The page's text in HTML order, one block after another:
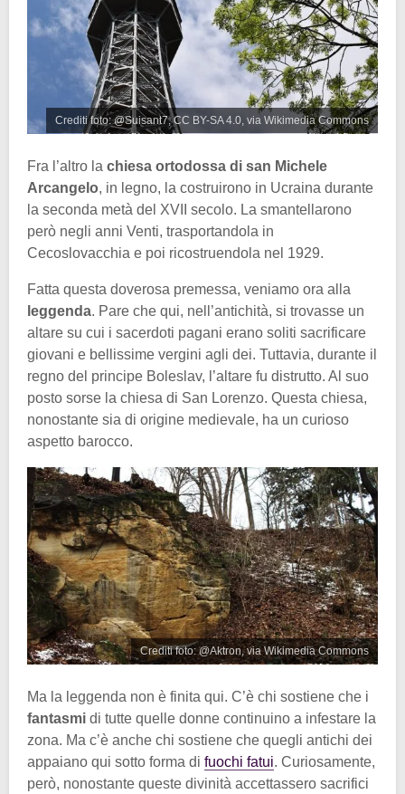
Crediti foto: @Suisant7, CC BY-SA 4.0, via Wikimedia Commons
Fra l’altro la chiesa ortodossa di san Michele
Arcangelo, in legno, la costruirono in Ucraina durante
la seconda metà del XVII secolo. La smantellarono
però negli anni Venti, trasportandola in
Cecoslovacchia e poi ricostruendola nel 1929.
Fatta questa doverosa premessa, veniamo ora alla
leggenda. Pare che qui, nell’antichità, si trovasse un
altare su cui i sacerdoti pagani erano soliti sacrificare
giovani e bellissime vergini agli dei. Tuttavia, durante il
regno del principe Boleslav, l’altare fu distrutto. Al suo
posto sorse la chiesa di San Lorenzo. Questa chiesa,
nonostante sia di origine medievale, ha un curioso
aspetto barocco.
Crediti foto: @Aktron, via Wikimedia Commons
Ma la leggenda non è finita qui. C’è chi sostiene che i
fantasmi di tutte quelle donne continuino a infestare la
zona. Ma c’è anche chi sostiene che quegli antichi dei
appaiano qui sotto forma di fuochi fatui. Curiosamente,
però, nonostante queste divinità accettassero sacrifici